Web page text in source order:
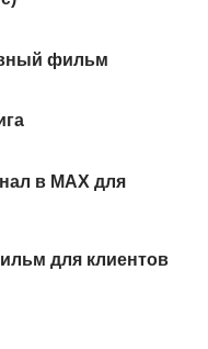
фильм
в МАХ для
для клиентов